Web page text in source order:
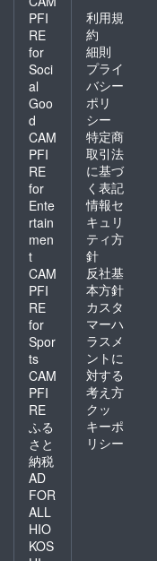
PFI
RE
for
Soci
al
Goo
d
CAM
PFI
RE
for
Ente
rtain
men
t
CAM
PFI
RE
for
Spor
ts
CAM
PFI
RE
ふる
さと
納税
AD
FOR
ALL
HIO
KOS
利用規
約
細則
プライ
バシー
ポリ
シー
特定商
取引法
に基づ
く表記
情報セ
キュリ
ティ方
針
反社基
本方針
カスタ
マーハ
ラスメ
ントに
対する
考え方
クッ
キーポ
リシー